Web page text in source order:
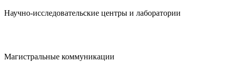
Научно-исследователь­ские центры и лаборатории
Магистральные коммуникации